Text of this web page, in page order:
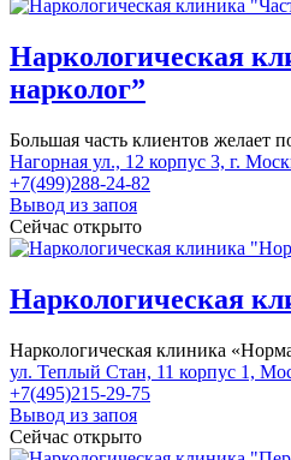
Наркологическая
нарколог”
Большая часть клиентов желает
Нагорная ул., 12 корпус 3, г.
+7(499)288-24-82
Вывод из запоя
Сейчас открыто
Наркологическая
Наркологическая клиника
ул. Теплый Стан, 11 корпус 1,
+7(495)215-29-75
Вывод из запоя
Сейчас открыто